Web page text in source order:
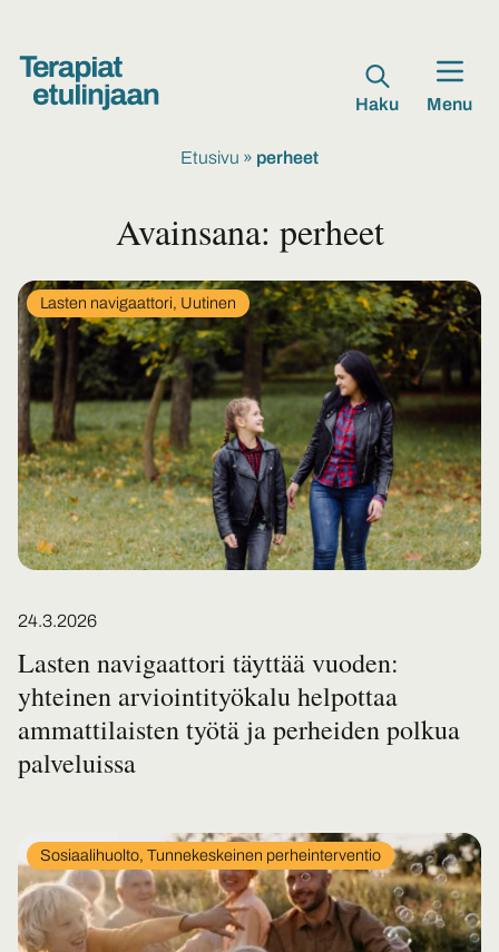
Haku Menu
Etusivu » perheet
Avainsana: perheet
Posted on
24.3.2026
In
category
Lasten navigaattori, Uutinen
Lasten navigaattori täyttää vuoden:
yhteinen arviointityökalu helpottaa
ammattilaisten työtä ja perheiden polkua
palveluissa
In
category
Sosiaalihuolto, Tunnekeskeinen perheinterventio